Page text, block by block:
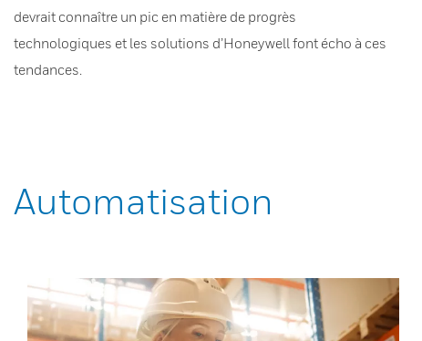
devrait connaître un pic en matière de progrès
technologiques et les solutions d’Honeywell font écho à ces
tendances.
Automatisation